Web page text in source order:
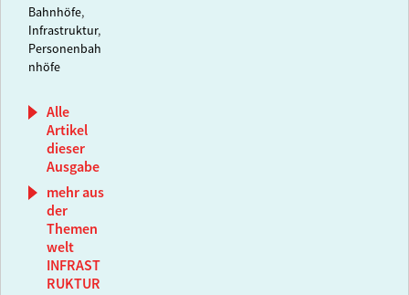
Bahnhöfe,
Infrastruktur,
Personenbah
nhöfe
Alle
Artikel
dieser
Ausgabe
mehr aus
der
Themen
welt
INFRAST
RUKTUR